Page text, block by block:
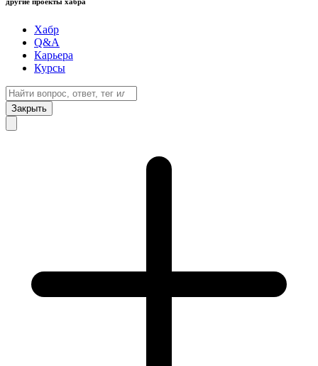
Хабр
Q&A
Карьера
Курсы
Закрыть